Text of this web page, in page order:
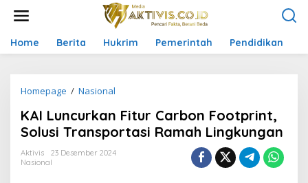
t
Home Berita Hukrim Pemerintah Pendidikan
Homepage / Nasional
L
u
n
KAI Luncurkan Fitur Carbon Footprint,
Solusi Transportasi Ramah Lingkungan
Aktivis
23 Desember 2024
Nasional